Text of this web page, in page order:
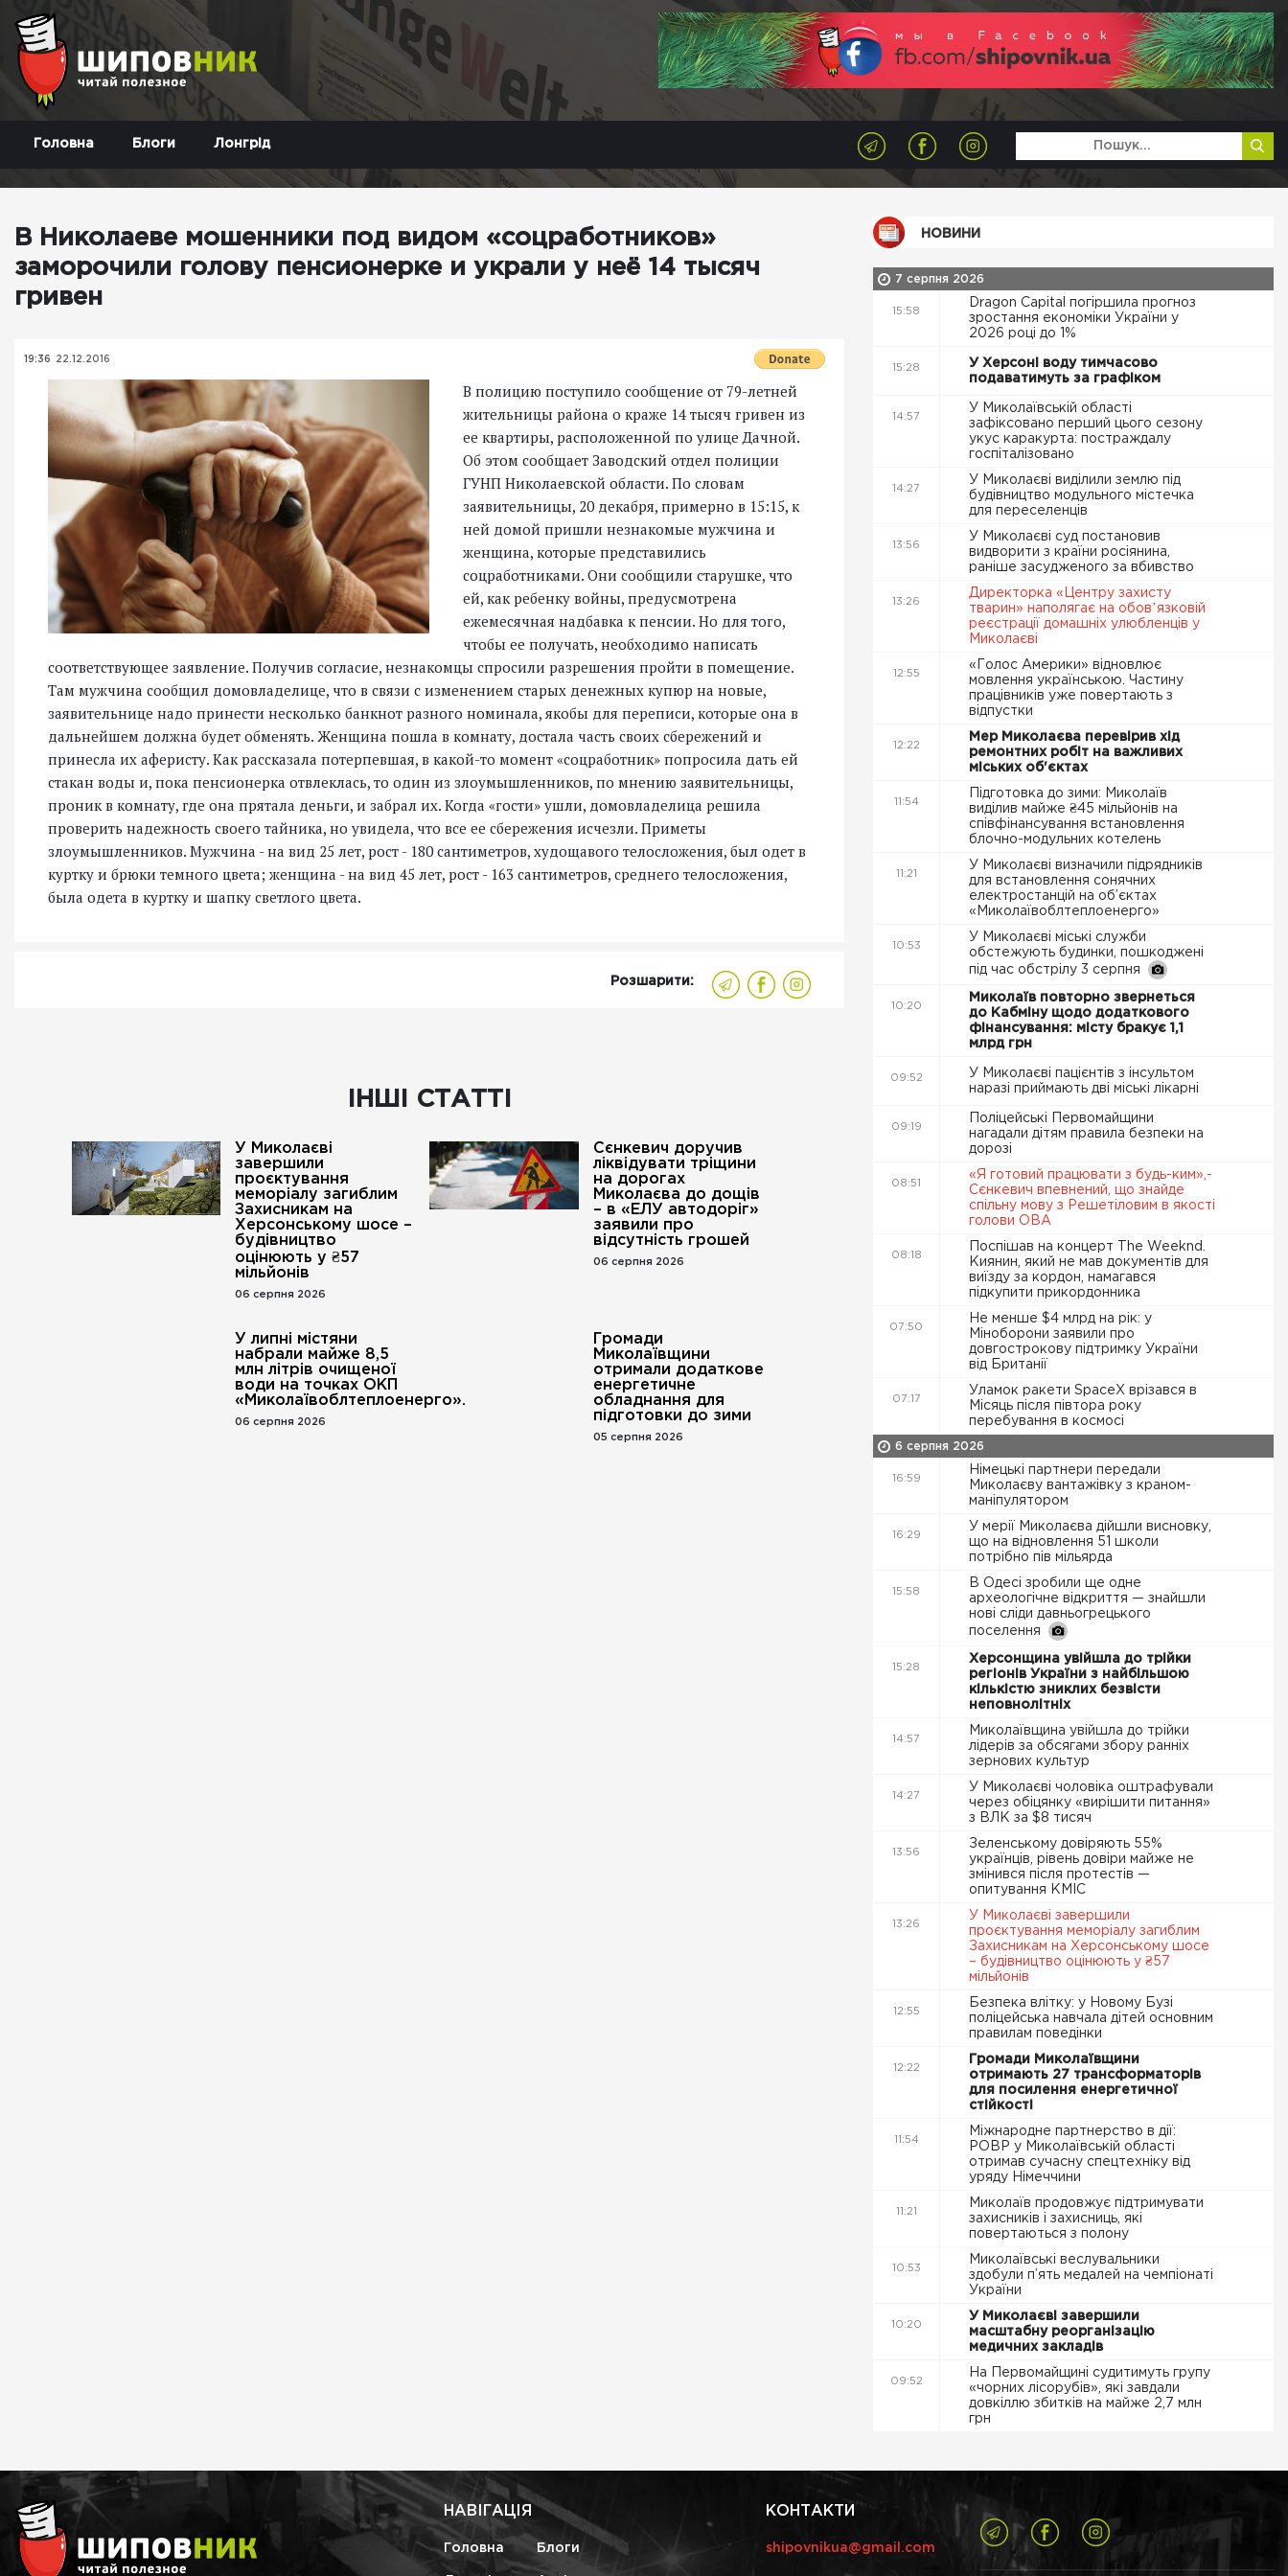
Головна Блоги Лонгрід
В Николаеве мошенники под видом «соцработников»
заморочили голову пенсионерке и украли у неё 14 тысяч
гривен
19:36 22.12.2016
В полицию поступило сообщение от 79-летней
жительницы района о краже 14 тысяч гривен из
ее квартиры, расположенной по улице Дачной.
Об этом сообщает Заводский отдел полиции
ГУНП Николаевской области. По словам
заявительницы, 20 декабря, примерно в 15:15, к
ней домой пришли незнакомые мужчина и
женщина, которые представились
соцработниками. Они сообщили старушке, что
ей, как ребенку войны, предусмотрена
ежемесячная надбавка к пенсии. Но для того,
чтобы ее получать, необходимо написать
соответствующее заявление. Получив согласие, незнакомцы спросили разрешения пройти в помещение.
Там мужчина сообщил домовладелице, что в связи с изменением старых денежных купюр на новые,
заявительнице надо принести несколько банкнот разного номинала, якобы для переписи, которые она в
дальнейшем должна будет обменять. Женщина пошла в комнату, достала часть своих сбережений и
принесла их аферисту. Как рассказала потерпевшая, в какой-то момент «соцработник» попросила дать ей
стакан воды и, пока пенсионерка отвлеклась, то один из злоумышленников, по мнению заявительницы,
проник в комнату, где она прятала деньги, и забрал их. Когда «гости» ушли, домовладелица решила
проверить надежность своего тайника, но увидела, что все ее сбережения исчезли. Приметы
злоумышленников. Мужчина - на вид 25 лет, рост - 180 сантиметров, худощавого телосложения, был одет в
куртку и брюки темного цвета; женщина - на вид 45 лет, рост - 163 сантиметров, среднего телосложения,
была одета в куртку и шапку светлого цвета.
Розшарити:
ІНШІ СТАТТІ
У Миколаєві
завершили
проєктування
меморіалу загиблим
Захисникам на
Херсонському шосе –
будівництво
оцінюють у ₴57
мільйонів
06 серпня 2026
Сєнкевич доручив
ліквідувати тріщини
на дорогах
Миколаєва до дощів
– в «ЕЛУ автодоріг»
заявили про
відсутність грошей
06 серпня 2026
У липні містяни
набрали майже 8,5
млн літрів очищеної
води на точках ОКП
«Миколаївоблтеплоенерго».
06 серпня 2026
Громади
Миколаївщини
отримали додаткове
енергетичне
обладнання для
підготовки до зими
05 серпня 2026
НОВИНИ
7 серпня 2026
15:58
Dragon Capital погіршила прогноз
зростання економіки України у
2026 році до 1%
15:28
У Херсоні воду тимчасово
подаватимуть за графіком
14:57
У Миколаївській області
зафіксовано перший цього сезону
укус каракурта: постраждалу
госпіталізовано
14:27
У Миколаєві виділили землю під
будівництво модульного містечка
для переселенців
13:56
У Миколаєві суд постановив
видворити з країни росіянина,
раніше засудженого за вбивство
13:26
Директорка «Центру захисту
тварин» наполягає на обовʼязковій
реєстрації домашніх улюбленців у
Миколаєві
12:55
«Голос Америки» відновлює
мовлення українською. Частину
працівників уже повертають з
відпустки
12:22
Мер Миколаєва перевірив хід
ремонтних робіт на важливих
міських об'єктах
11:54
Підготовка до зими: Миколаїв
виділив майже ₴45 мільйонів на
співфінансування встановлення
блочно-модульних котелень
11:21
У Миколаєві визначили підрядників
для встановлення сонячних
електростанцій на об’єктах
«Миколаївоблтеплоенерго»
10:53
У Миколаєві міські служби
обстежують будинки, пошкоджені
під час обстрілу 3 серпня
10:20
Миколаїв повторно звернеться
до Кабміну щодо додаткового
фінансування: місту бракує 1,1
млрд грн
09:52
У Миколаєві пацієнтів з інсультом
наразі приймають дві міські лікарні
09:19
Поліцейські Первомайщини
нагадали дітям правила безпеки на
дорозі
08:51
«Я готовий працювати з будь-ким»,-
Сєнкевич впевнений, що знайде
спільну мову з Решетіловим в якості
голови ОВА
08:18
Поспішав на концерт The Weeknd.
Киянин, який не мав документів для
виїзду за кордон, намагався
підкупити прикордонника
07:50
Не менше $4 млрд на рік: у
Міноборони заявили про
довгострокову підтримку України
від Британії
07:17
Уламок ракети SpaceX врізався в
Місяць після півтора року
перебування в космосі
6 серпня 2026
16:59
Німецькі партнери передали
Миколаєву вантажівку з краном-
маніпулятором
16:29
У мерії Миколаєва дійшли висновку,
що на відновлення 51 школи
потрібно пів мільярда
15:58
В Одесі зробили ще одне
археологічне відкриття — знайшли
нові сліди давньогрецького
поселення
15:28
Херсонщина увійшла до трійки
регіонів України з найбільшою
кількістю зниклих безвісти
неповнолітніх
14:57
Миколаївщина увійшла до трійки
лідерів за обсягами збору ранніх
зернових культур
14:27
У Миколаєві чоловіка оштрафували
через обіцянку «вирішити питання»
з ВЛК за $8 тисяч
13:56
Зеленському довіряють 55%
українців, рівень довіри майже не
змінився після протестів —
опитування КМІС
13:26
У Миколаєві завершили
проєктування меморіалу загиблим
Захисникам на Херсонському шосе
– будівництво оцінюють у ₴57
мільйонів
12:55
Безпека влітку: у Новому Бузі
поліцейська навчала дітей основним
правилам поведінки
12:22
Громади Миколаївщини
отримають 27 трансформаторів
для посилення енергетичної
стійкості
11:54
Міжнародне партнерство в дії:
РОВР у Миколаївській області
отримав сучасну спецтехніку від
уряду Німеччини
11:21
Миколаїв продовжує підтримувати
захисників і захисниць, які
повертаються з полону
10:53
Миколаївські веслувальники
здобули п’ять медалей на чемпіонаті
України
10:20
У Миколаєві завершили
масштабну реорганізацію
медичних закладів
09:52
На Первомайщині судитимуть групу
«чорних лісорубів», які завдали
довкіллю збитків на майже 2,7 млн
грн
НАВІГАЦІЯ
Головна Блоги
КОНТАКТИ
shipovnikua@gmail.com